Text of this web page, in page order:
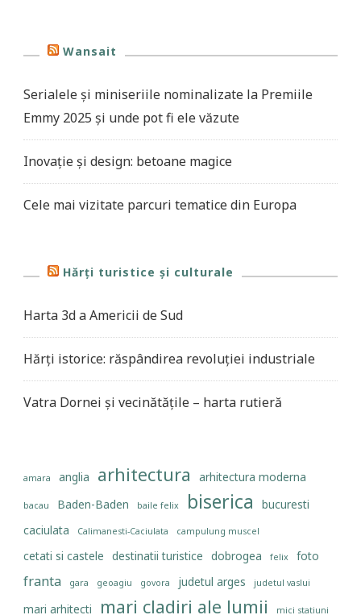
Wansait
Serialele și miniseriile nominalizate la Premiile
Emmy 2025 și unde pot fi ele văzute
Inovație și design: betoane magice
Cele mai vizitate parcuri tematice din Europa
Hărți turistice și culturale
Harta 3d a Americii de Sud
Hărți istorice: răspândirea revoluției industriale
Vatra Dornei și vecinătățile – harta rutieră
amara anglia arhitectura arhitectura moderna
bacau Baden-Baden baile felix biserica
bucuresti
caciulata
Calimanesti-Caciulata campulung muscel
cetati si castele destinatii turistice dobrogea felix foto
franta gara geoagiu govora judetul arges judetul vaslui
mari arhitecti mari cladiri ale lumii mici statiuni